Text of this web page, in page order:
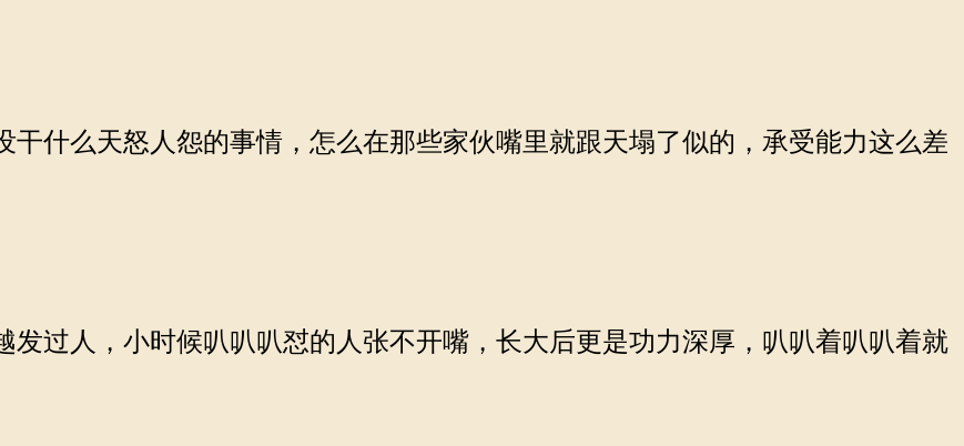
什么天怒人怨的事情，怎么在那些家伙嘴里就跟天塌了似的，承受能力这么差
过人，小时候叭叭叭怼的人张不开嘴，长大后更是功力深厚，叭叭着叭叭着就